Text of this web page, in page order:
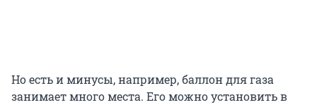
Но есть и минусы, например, баллон для газа
занимает много места. Его можно установить в